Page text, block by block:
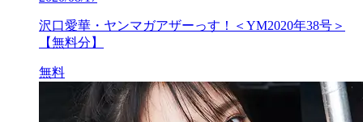
沢口愛華・ヤンマガアザーっす！＜YM2020年38号＞
【無料分】
無料